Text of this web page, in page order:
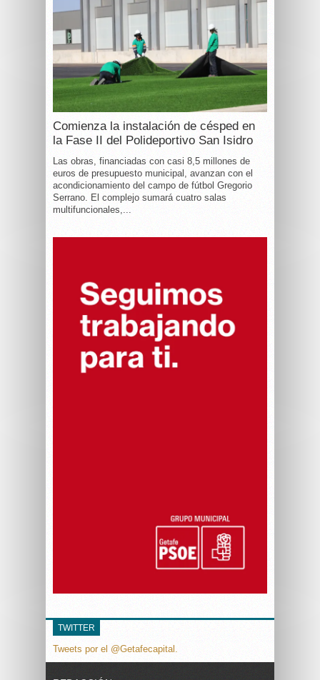
Comienza la instalación de césped en
la Fase II del Polideportivo San Isidro
Las obras, financiadas con casi 8,5 millones de
euros de presupuesto municipal, avanzan con el
acondicionamiento del campo de fútbol Gregorio
Serrano. El complejo sumará cuatro salas
multifuncionales,...
TWITTER
Tweets por el @Getafecapital.